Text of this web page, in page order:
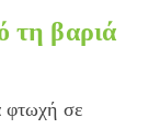
τη βαριά
φτωχή σε